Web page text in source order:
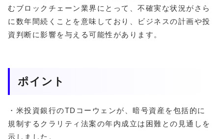
むブロックチェーン業界にとって、不確実な状況がさら
に数年間続くことを意味しており、ビジネスの計画や投
資判断に影響を与える可能性があります。
ポイント
・米投資銀行のTDコーウェンが、暗号資産を包括的に
規制するクラリティ法案の年内成立は困難との見通しを
示しました。